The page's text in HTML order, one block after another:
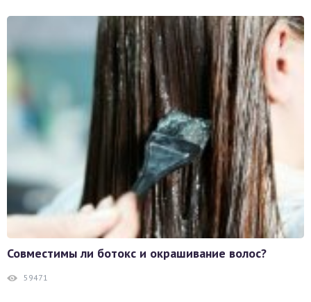
Совместимы ли ботокс и окрашивание волос?
59471